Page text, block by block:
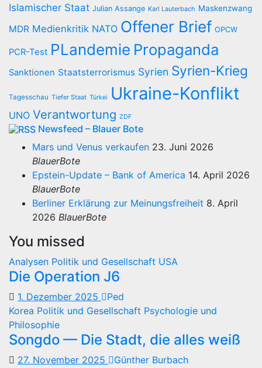
Islamischer Staat Julian Assange Karl Lauterbach Maskenzwang
MDR Medienkritik NATO Offener Brief OPCW
PCR-Test PLandemie Propaganda
Sanktionen Staatsterrorismus Syrien Syrien-Krieg
Tagesschau Tiefer Staat Türkei Ukraine-Konflikt
UNO Verantwortung ZDF
Newsfeed – Blauer Bote
Mars und Venus verkaufen 23. Juni 2026
BlauerBote
Epstein-Update – Bank of America 14. April 2026
BlauerBote
Berliner Erklärung zur Meinungsfreiheit 8. April
2026 BlauerBote
You missed
Analysen Politik und Gesellschaft USA
Die Operation J6
1. Dezember 2025
Ped
Korea Politik und Gesellschaft Psychologie und
Philosophie
Songdo — Die Stadt, die alles weiß
27. November 2025
Günther Burbach